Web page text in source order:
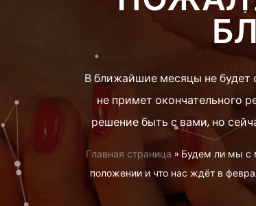
В ближайшие месяцы не будет
не примет окончательного
решение быть с вами, но
Главная страница » Будем ли мы с
положении и что нас ждёт в